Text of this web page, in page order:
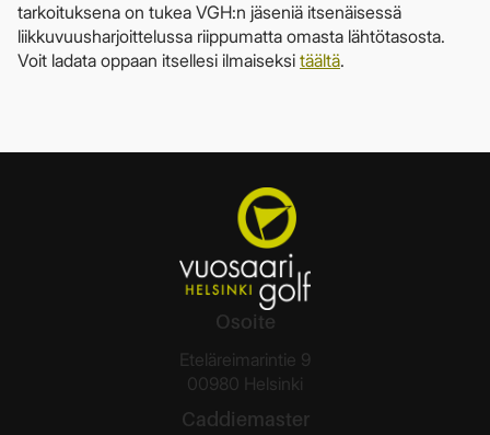
tarkoituksena on tukea VGH:n jäseniä itsenäisessä
liikkuvuusharjoittelussa riippumatta omasta lähtötasosta.
Voit ladata oppaan itsellesi ilmaiseksi täältä.
Osoite
Eteläreimarintie 9
00980 Helsinki
Caddiemaster